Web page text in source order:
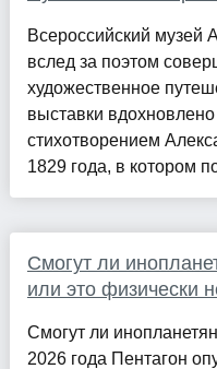
Всероссийский музей
вслед за поэтом
художественное
выставки
стихотворением
1829 года, в котором
Смогут ли
или это физически
Смогут ли
2026 года Пентагон